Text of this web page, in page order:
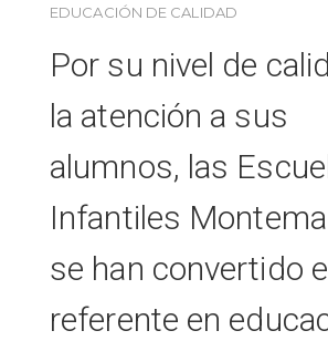
EDUCACIÓN DE CALIDAD
Por su nivel de
la atención a sus
alumnos, las
Infantiles
se han convertido
referente en